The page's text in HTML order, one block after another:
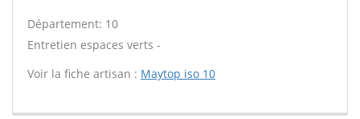
Département: 10
Entretien espaces verts -
Voir la fiche artisan : Maytop iso 10